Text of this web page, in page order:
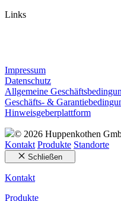
Links
Impressum
Datenschutz
Allgemeine
Geschäfts- &
Hinweisgeberplattform
© 2026 Huppenkothen
Kontakt Produkte Standorte
Schließen
Kontakt
Produkte